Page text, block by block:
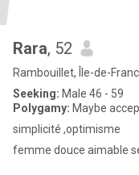
Rara, 52
Rambouillet, Île-de-
Seeking: Male 46 - 59
Polygamy: Maybe
simplicité ,optimisme
femme douce aimable